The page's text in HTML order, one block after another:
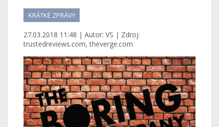
KRÁTKÉ ZPRÁVY
27.03.2018 11:48 | Autor: VS | Zdroj:
trustedreviews.com, theverge.com